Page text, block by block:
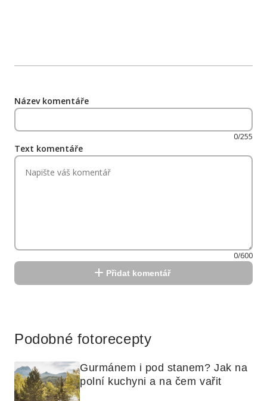
Název komentáře
0/255
Text komentáře
0/600
Přidat komentář
Podobné fotorecepty
Gurmánem i pod stanem? Jak na
polní kuchyni a na čem vařit